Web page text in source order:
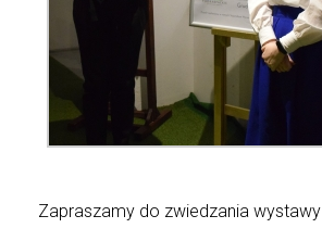
Zapraszamy do zwiedzania